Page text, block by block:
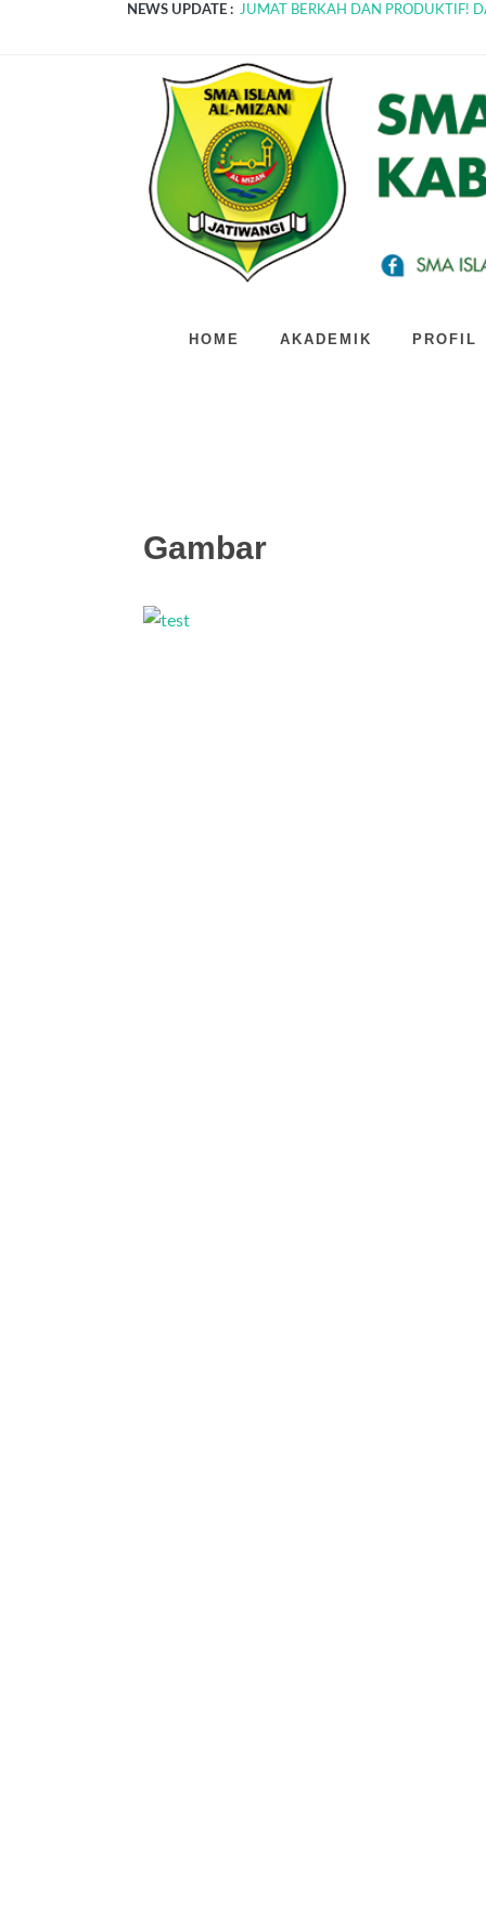
NEWS UPDATE :
Gak Cuma Belajar Teori, SMA Islam Al-
Kolaborasi Edukasi Kesehatan dan
Resmi Dimulai! MPLS SMA Islam Al-
BUKAN SEKOLAH BIASA! INI 3
Gebrakan Tanpa Henti! Intip
Bedah Kerangka TKA 2026: SMA
Bukan Sekolah Biasa! Intip Serunya
JUMAT BERKAH DAN PRODUKTIF!
HOME AKADEMIK PROFIL
Gambar